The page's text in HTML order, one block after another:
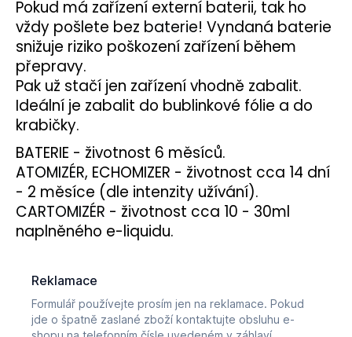
Pokud má zařízení externí baterii, tak ho
vždy pošlete bez baterie! Vyndaná baterie
snižuje riziko poškození zařízení během
přepravy.
Pak už stačí jen zařízení vhodně zabalit.
Ideální je zabalit do bublinkové fólie a do
krabičky.
BATERIE - životnost 6 měsíců.
ATOMIZÉR, ECHOMIZER - životnost cca 14 dní
- 2 měsíce (dle intenzity užívání).
CARTOMIZÉR - životnost cca 10 - 30ml
naplněného e-liquidu.